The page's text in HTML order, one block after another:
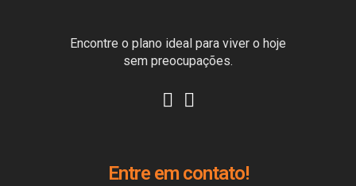
Encontre o plano ideal para viver o hoje
sem preocupações.
Entre em contato!